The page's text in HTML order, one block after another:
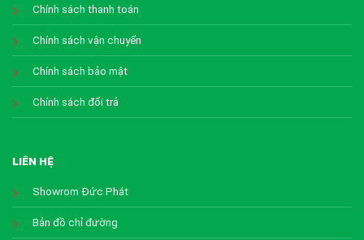
Chính sách thanh toán
Chính sách vận chuyển
Chính sách bảo mật
Chính sách đổi trả
LIÊN HỆ
Showrom Đức Phát
Bản đồ chỉ đường